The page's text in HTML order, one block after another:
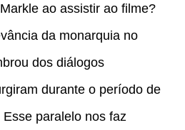
ao assistir ao filme?
da monarquia no
dos diálogos
durante o período de
paralelo nos faz